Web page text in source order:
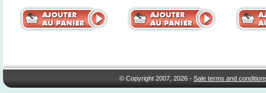
© Copyright 2007, 2026 -Sale terms and